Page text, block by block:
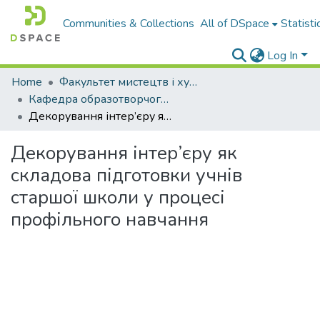
Communities & Collections All of DSpace
Log In
Home
Факультет мистецтв і художньо-освітніх технологій
Кафедра образотворчого, декоративного мистецтва, технологій і безпеки життєдіяльності
Декорування інтер’єру як складова підготовки учнів старшої школи у процесі профільного навчання
Декорування інтер’єру як
складова підготовки учнів
старшої школи у процесі
профільного навчання